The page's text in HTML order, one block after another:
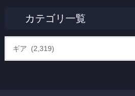
カテゴリ一覧